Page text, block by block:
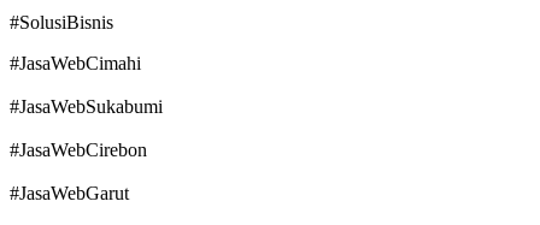
#SolusiBisnis
#JasaWebCimahi
#JasaWebSukabumi
#JasaWebCirebon
#JasaWebGarut